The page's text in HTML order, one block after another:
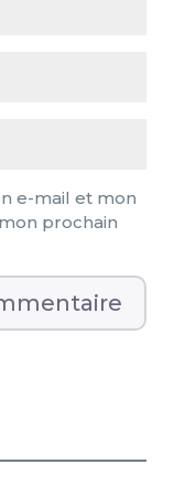
e-mail et mon
prochain